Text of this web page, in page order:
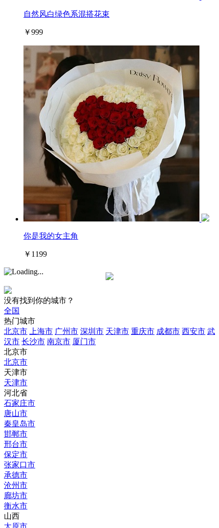
自然风白绿色系混搭花束
￥999
你是我的女主角
￥1199
没有找到你的城市？
全国
热门城市
北京市
上海市 广州市 深圳市 天津市 重庆市 成都市 西安市 武
汉市 长沙市 南京市 厦门市
北京市
北京市
天津市
天津市
河北省
石家庄市
唐山市
秦皇岛市
邯郸市
邢台市
保定市
张家口市
承德市
沧州市
廊坊市
衡水市
山西
太原市